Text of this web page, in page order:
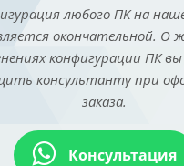
любого ПК на
окончательной. О
конфигурации ПК
консультанту при
заказа.
Консультация